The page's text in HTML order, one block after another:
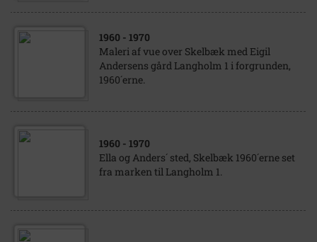
1960 - 1970
Maleri af vue over Skelbæk med Eigil
Andersens gård Langholm 1 i forgrunden,
1960´erne.
1960 - 1970
Ella og Anders´ sted, Skelbæk 1960´erne set
fra marken til Langholm 1.